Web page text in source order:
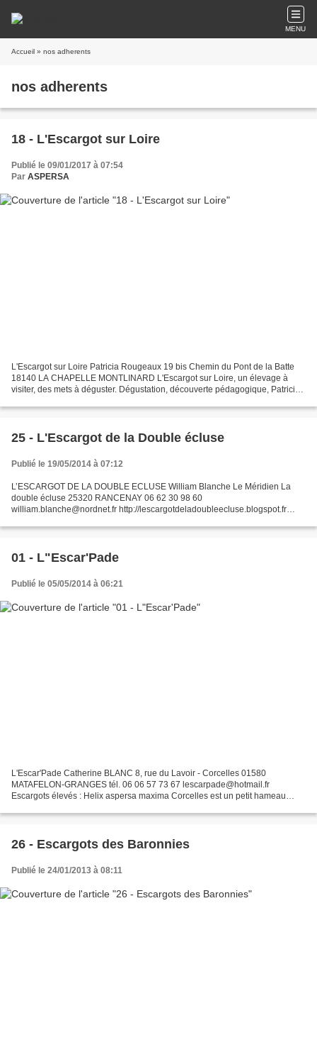
MENU
Accueil » nos adherents
nos adherents
18 - L'Escargot sur Loire
Publié le 09/01/2017 à 07:54
Par ASPERSA
L'Escargot sur Loire Patricia Rougeaux 19 bis Chemin du Pont de la Batte
18140 LA CHAPELLE MONTLINARD L'Escargot sur Loire, un élevage à
visiter, des mets à déguster. Dégustation, découverte pédagogique, Patricia
25 - L'Escargot de la Double écluse
Publié le 19/05/2014 à 07:12
L’ESCARGOT DE LA DOUBLE ECLUSE William Blanche Le Méridien La
double écluse 25320 RANCENAY 06 62 30 98 60
william.blanche@nordnet.fr http://lescargotdeladoubleecluse.blogspot.fr
écloses...
01 - L"Escar'Pade
Publié le 05/05/2014 à 06:21
L'Escar'Pade Catherine BLANC 8, rue du Lavoir - Corcelles 01580
MATAFELON-GRANGES tél. 06 06 57 73 67 lescarpade@hotmail.fr
Escargots élevés : Helix aspersa maxima Corcelles est un petit hameau
26 - Escargots des Baronnies
Publié le 24/01/2013 à 08:11